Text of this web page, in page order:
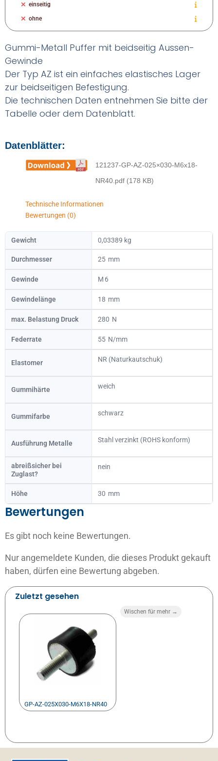
einseitig
ohne
Gummi-Metall Puffer mit beidseitig Aussen-
Gewinde
Der Typ AZ ist ein einfaches elastisches Lager
zur beidseitigen Befestigung.
Die technischen Daten entnehmen Sie bitte der
Tabelle oder dem Datenblatt.
Datenblätter:
121237-GP-AZ-025×030-M6x18-
NR40.pdf (178 KB)
Technische Informationen
Bewertungen (0)
Gewicht 0,03389 kg
Durchmesser 25
Gewinde 6
Gewindelänge 18
max. Belastung Druck 280
Federrate 55
Elastomer NR (Naturkautschuk)
Gummihärte weich
Gummifarbe schwarz
Ausführung Metalle Stahl verzinkt (ROHS konform)
abreißsicher bei
Zuglast?
nein
Höhe 30
Bewertungen
Es gibt noch keine Bewertungen.
Nur angemeldete Kunden, die dieses Produkt gekauft
haben, dürfen eine Bewertung abgeben.
Zuletzt gesehen
Wischen für mehr →
GP-AZ-025X030-M6X18-NR40